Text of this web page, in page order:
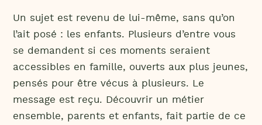
Un sujet est revenu de lui-même, sans qu’on
l’ait posé : les enfants. Plusieurs d’entre vous
se demandent si ces moments seraient
accessibles en famille, ouverts aux plus jeunes,
pensés pour être vécus à plusieurs. Le
message est reçu. Découvrir un métier
ensemble, parents et enfants, fait partie de ce